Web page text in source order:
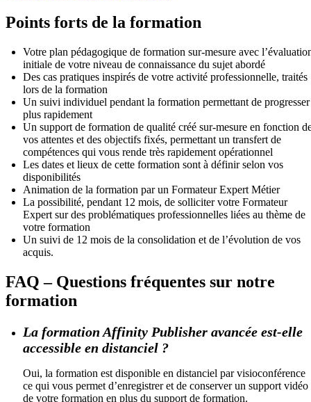
Points forts de la formation
Votre plan pédagogique de formation sur-mesure avec
initiale de votre niveau de connaissance du sujet abordé
Des cas pratiques inspirés de votre activité professionnelle, traités
lors de la formation
Un suivi individuel pendant la formation permettant de progresser
plus rapidement
Un support de formation de qualité créé sur-mesure en fonction
vos attentes et des objectifs fixés, permettant un transfert de
compétences qui vous rende très rapidement opérationnel
Les dates et lieux de cette formation sont à définir selon vos
disponibilités
Animation de la formation par un Formateur Expert Métier
La possibilité, pendant 12 mois, de solliciter votre Formateur
Expert sur des problématiques professionnelles liées au thème de
votre formation
Un suivi de 12 mois de la consolidation et de l’évolution de vos
acquis.
FAQ – Questions fréquentes sur notre
formation
La formation Affinity Publisher avancée est-elle
accessible en distanciel ?
Oui, la formation est disponible en distanciel par visioconférence
ce qui vous permet d’enregistrer et de conserver un support vidéo
de votre formation en plus du support de formation.